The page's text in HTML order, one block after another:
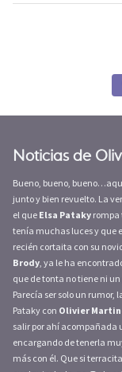
Noticias de
Bueno, bueno,
junto y bien revuelto. La
el que Elsa Pataky rompa
tenía muchas luces y que
recién cortaita con su
Brody, ya le ha
que de tonta no tiene ni un
Parecía ser solo un
Pataky con Olivier
salir por ahí acompañada
encargando de tenerla
más con él. Que si